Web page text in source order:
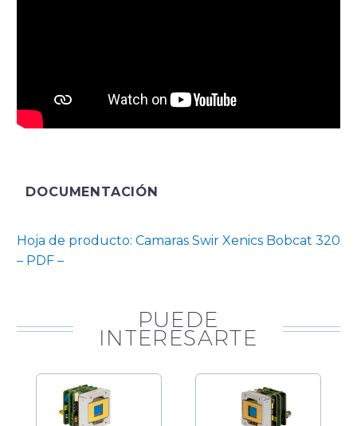
DOCUMENTACIÓN
Hoja de producto: Camaras Swir Xenics Bobcat 320
– PDF –
PUEDE
INTERESARTE